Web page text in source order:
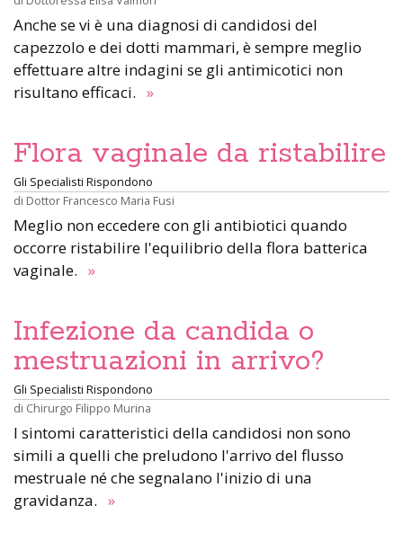
Anche se vi è una diagnosi di candidosi del
capezzolo e dei dotti mammari, è sempre meglio
effettuare altre indagini se gli antimicotici non
risultano efficaci. »
Flora vaginale da ristabilire
Gli Specialisti Rispondono
di Dottor Francesco Maria Fusi
Meglio non eccedere con gli antibiotici quando
occorre ristabilire l'equilibrio della flora batterica
vaginale. »
Infezione da candida o
mestruazioni in arrivo?
Gli Specialisti Rispondono
di Chirurgo Filippo Murina
I sintomi caratteristici della candidosi non sono
simili a quelli che preludono l'arrivo del flusso
mestruale né che segnalano l'inizio di una
gravidanza. »